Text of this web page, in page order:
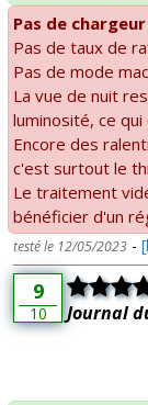
Pas de
Pas de taux de
Pas de mode
La vue de nuit
luminosité, ce
Encore des
c'est surtout le
Le traitement
bénéficier d'un
testé le 12/05/2023 -
9
10 Journal